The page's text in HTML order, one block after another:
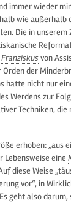
immer wieder
wie außerhalb
Die in unserem
Franziskusvon
Orden der
hatte nicht nur
Werdens zur
Techniken,
erhoben: „aus
Lebensweise eine
diese Weise
vor“, in
geht also darum,